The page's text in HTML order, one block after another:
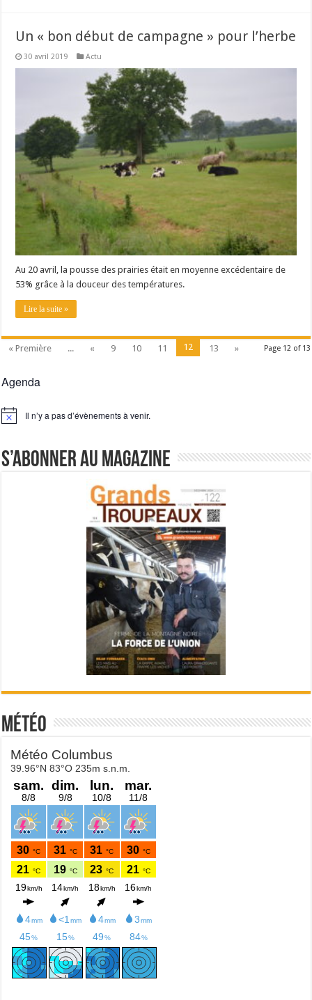
Un « bon début de campagne » pour l’herbe
30 avril 2019 Actu
Au 20 avril, la pousse des prairies était en moyenne excédentaire de
53% grâce à la douceur des températures.
Lire la suite »
Page 12 of 13
« Première ... « 9 10 11 12 13 »
Agenda
Notice Il n’y a pas d’évènements à venir.
S’abonner au magazine
Météo